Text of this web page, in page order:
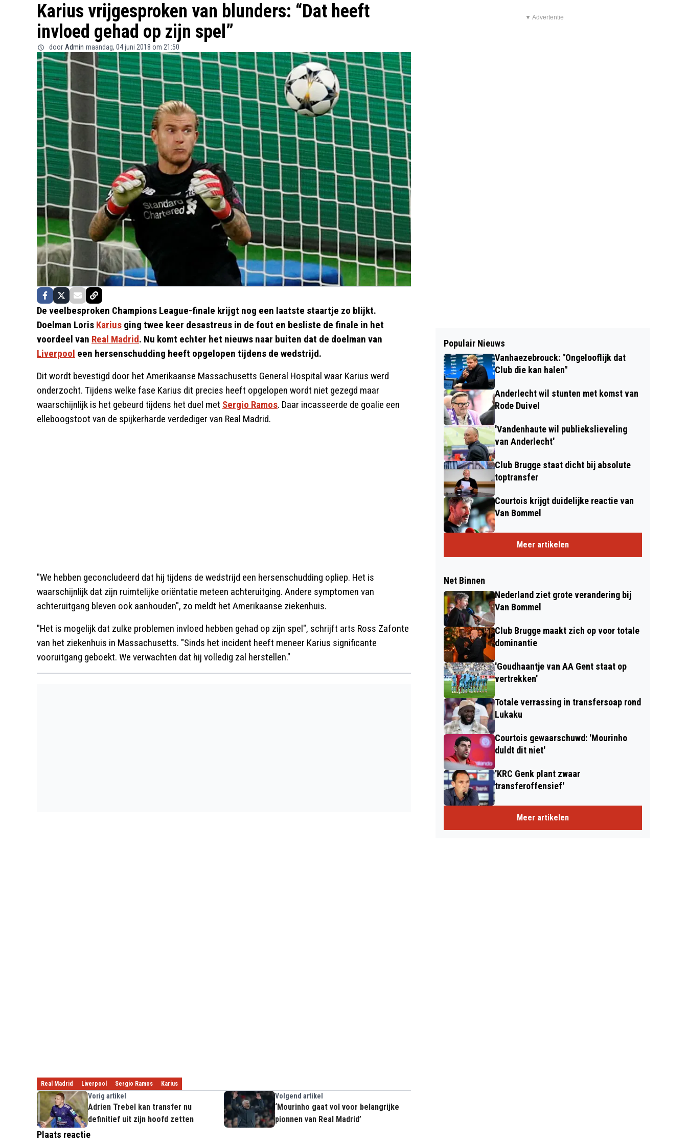
Karius vrijgesproken van blunders: “Dat heeft
invloed gehad op zijn spel”
door Admin maandag, 04 juni 2018 om 21:50
De veelbesproken Champions League-finale krijgt nog een laatste staartje zo blijkt.
Doelman Loris Karius ging twee keer desastreus in de fout en besliste de finale in het
voordeel van Real Madrid. Nu komt echter het nieuws naar buiten dat de doelman van
Liverpool een hersenschudding heeft opgelopen tijdens de wedstrijd.
Dit wordt bevestigd door het Amerikaanse Massachusetts General Hospital waar Karius werd
onderzocht. Tijdens welke fase Karius dit precies heeft opgelopen wordt niet gezegd maar
waarschijnlijk is het gebeurd tijdens het duel met Sergio Ramos. Daar incasseerde de goalie een
elleboogstoot van de spijkerharde verdediger van Real Madrid.
"We hebben geconcludeerd dat hij tijdens de wedstrijd een hersenschudding opliep. Het is
waarschijnlijk dat zijn ruimtelijke oriëntatie meteen achteruitging. Andere symptomen van
achteruitgang bleven ook aanhouden", zo meldt het Amerikaanse ziekenhuis.
"Het is mogelijk dat zulke problemen invloed hebben gehad op zijn spel", schrijft arts Ross Zafonte
van het ziekenhuis in Massachusetts. "Sinds het incident heeft meneer Karius significante
vooruitgang geboekt. We verwachten dat hij volledig zal herstellen."
Real Madrid Liverpool Sergio Ramos Karius
Vorig artikel
Adrien Trebel kan transfer nu
definitief uit zijn hoofd zetten
Volgend artikel
‘Mourinho gaat vol voor belangrijke
pionnen van Real Madrid’
Plaats reactie
▼ Advertentie
Populair Nieuws
Vanhaezebrouck: "Ongelooflijk dat
Club die kan halen"
Anderlecht wil stunten met komst van
Rode Duivel
'Vandenhaute wil publiekslieveling
van Anderlecht'
Club Brugge staat dicht bij absolute
toptransfer
Courtois krijgt duidelijke reactie van
Van Bommel
Meer artikelen
Net Binnen
Nederland ziet grote verandering bij
Van Bommel
Club Brugge maakt zich op voor totale
dominantie
'Goudhaantje van AA Gent staat op
vertrekken'
Totale verrassing in transfersoap rond
Lukaku
Courtois gewaarschuwd: 'Mourinho
duldt dit niet'
'KRC Genk plant zwaar
transferoffensief'
Meer artikelen